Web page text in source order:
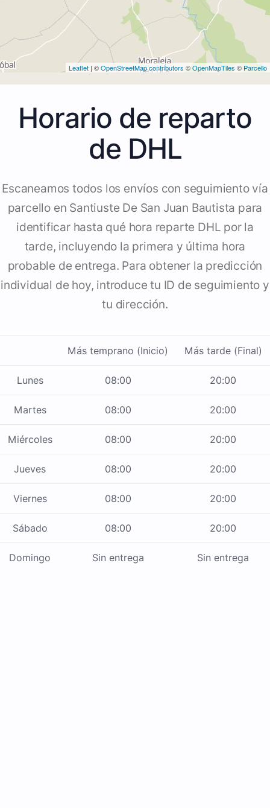
Leaflet | ©OpenStreetMap contributors ©OpenMapTiles © Parcello
Horario de reparto
de DHL
Escaneamos todos los envíos con seguimiento vía
parcello en Santiuste De San Juan Bautista para
identificar hasta qué hora reparte DHL por la
tarde, incluyendo la primera y última hora
probable de entrega. Para obtener la predicción
individual de hoy, introduce tu ID de seguimiento y
tu dirección.
Más temprano (Inicio) Más tarde (Final)
Lunes 08:00 20:00
Martes 08:00 20:00
Miércoles 08:00 20:00
Jueves 08:00 20:00
Viernes 08:00 20:00
Sábado 08:00 20:00
Domingo Sin entrega Sin entrega